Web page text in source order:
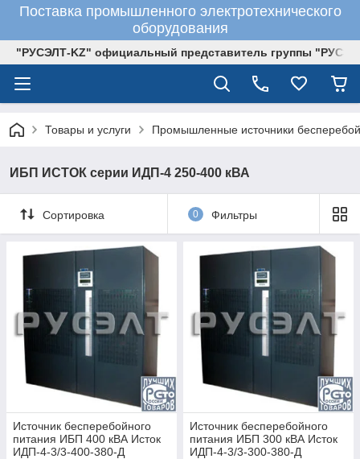
Поставка промышленного электротехнического
оборудования
"РУСЭЛТ-KZ" официальный представитель группы
Товары и услуги Промышленные источники
ИБП ИСТОК серии ИДП-4 250-400 кВА
Сортировка 0 Фильтры
Источник бесперебойного
питания ИБП 400 кВА Исток
ИДП-4-3/3-400-380-Д
Источник бесперебойного
питания ИБП 300 кВА Исток
ИДП-4-3/3-300-380-Д